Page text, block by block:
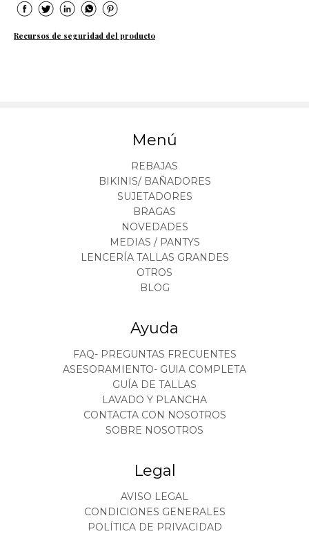
Recursos de seguridad del producto
Menú
REBAJAS
BIKINIS/ BAÑADORES
SUJETADORES
BRAGAS
NOVEDADES
MEDIAS / PANTYS
LENCERÍA TALLAS GRANDES
OTROS
BLOG
Ayuda
FAQ- PREGUNTAS FRECUENTES
ASESORAMIENTO- GUIA COMPLETA
GUÍA DE TALLAS
LAVADO Y PLANCHA
CONTACTA CON NOSOTROS
SOBRE NOSOTROS
Legal
AVISO LEGAL
CONDICIONES GENERALES
POLÍTICA DE PRIVACIDAD